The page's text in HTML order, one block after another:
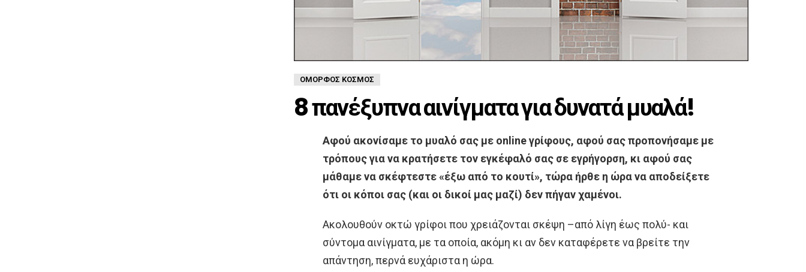
ΌΜΟΡΦΟΣ ΚΌΣΜΟΣ
8 πανέξυπνα αινίγματα για δυνατά μυαλά!
Αφού ακονίσαμε το μυαλό σας με online γρίφους, αφού σας προπονήσαμε με
τρόπους για να κρατήσετε τον εγκέφαλό σας σε εγρήγορση, κι αφού σας
μάθαμε να σκέφτεστε «έξω από το κουτί», τώρα ήρθε η ώρα να αποδείξετε
ότι οι κόποι σας (και οι δικοί μας μαζί) δεν πήγαν χαμένοι.
Ακολουθούν οκτώ γρίφοι που χρειάζονται σκέψη –από λίγη έως πολύ- και
σύντομα αινίγματα, με τα οποία, ακόμη κι αν δεν καταφέρετε να βρείτε την
απάντηση, περνά ευχάριστα η ώρα.